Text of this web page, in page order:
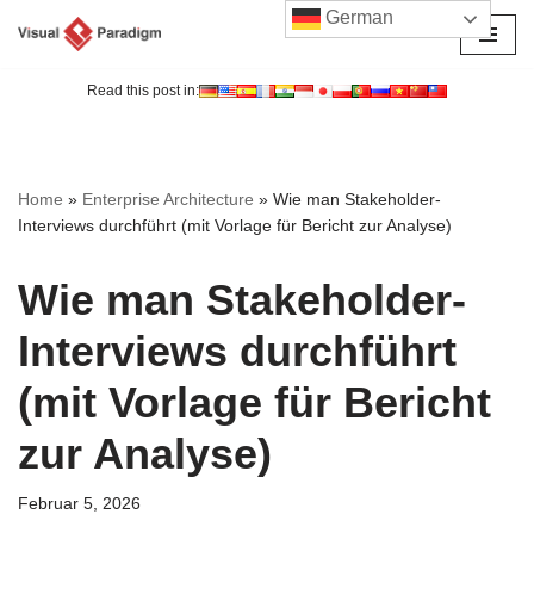
Read this post in:
Home » Enterprise Architecture » Wie man Stakeholder-
Interviews durchführt (mit Vorlage für Bericht zur Analyse)
Wie man Stakeholder-
Interviews durchführt
(mit Vorlage für Bericht
zur Analyse)
Februar 5, 2026
German